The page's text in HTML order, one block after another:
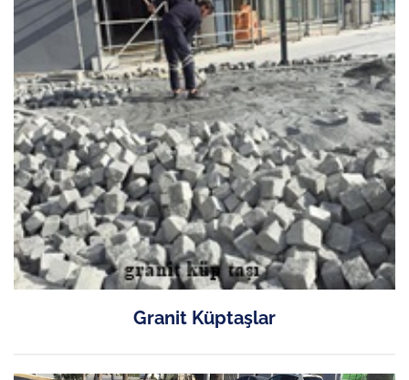
Granit Küptaşlar